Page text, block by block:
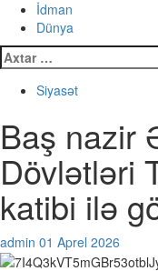
İdman
Dünya
Axtarış:
Siyasət
Baş nazir
Dövlətləri
katibi ilə
admin 01 Aprel 2026